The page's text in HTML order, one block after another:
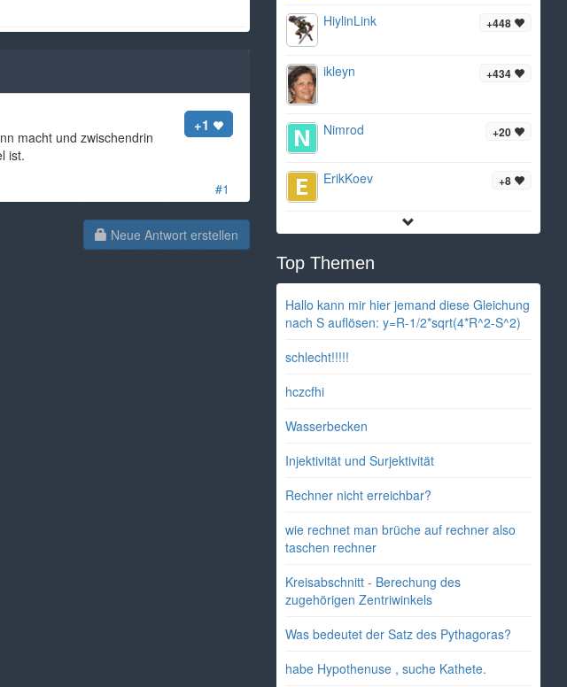
#1
+1
macht und zwischendrin
ist.
Neue Antwort erstellen
+448
HiylinLink
+434
ikleyn
+20
Nimrod
+8
ErikKoev
Top Themen
Hallo kann mir hier jemand diese Gleichung
nach S auflösen: y=R-1/2*sqrt(4*R^2-S^2)
schlecht!!!!!
hczcfhi
Wasserbecken
Injektivität und Surjektivität
Rechner nicht erreichbar?
wie rechnet man brüche auf rechner also
taschen rechner
Kreisabschnitt - Berechung des
zugehörigen Zentriwinkels
Was bedeutet der Satz des Pythagoras?
habe Hypothenuse , suche Kathete.